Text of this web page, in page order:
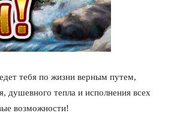
Реклама
Контакты
тебя по жизни верным путем,
душевного тепла и исполнения всех
возможности!